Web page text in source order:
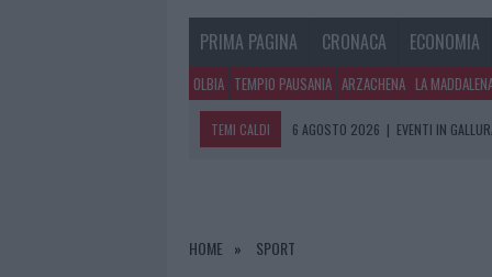
PRIMA PAGINA CRONACA ECONOMIA
OLBIA TEMPIO PAUSANIA ARZACHENA LA
TEMI CALDI 6 AGOSTO 2026 | EVENTI IN
HOME SPORT